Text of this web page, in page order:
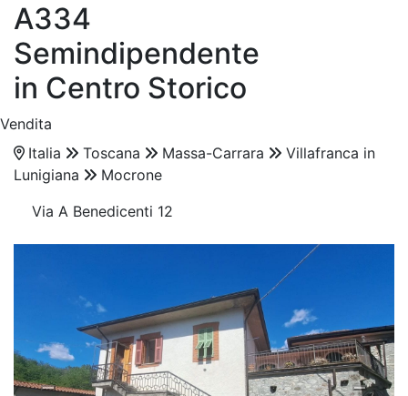
A334
Semindipendente
in Centro Storico
Vendita
Italia
Toscana Massa-Carrara
Villafranca in
Lunigiana
Mocrone
Via A Benedicenti 12